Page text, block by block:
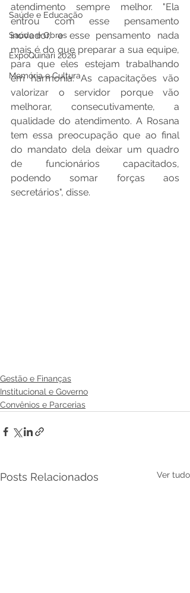
Saúde e Educação
Saúde e Obras
ExpoQuinari 2026
Memória e Cultura
atendimento sempre melhor. "Ela
entrou com esse pensamento
inovador, e esse pensamento nada
mais é do que preparar a sua equipe,
para que eles estejam trabalhando
em harmonia. As capacitações vão
valorizar o servidor porque vão
melhorar, consecutivamente, a
qualidade do atendimento. A Rosana
tem essa preocupação que ao final
do mandato dela deixar um quadro
de funcionários capacitados,
podendo somar forças aos
secretários", disse.
Gestão e Finanças
Institucional e Governo
Convênios e Parcerias
Posts Relacionados Ver tudo